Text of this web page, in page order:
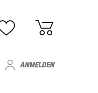
ANMELDEN